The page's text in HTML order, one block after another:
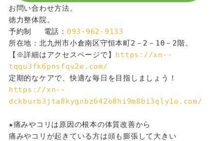
お問い合わせ方法。
徳力整体院。
予約制 　電話： 093-962-9133
所在地：北九州市小倉南区守恒本町2－2－10－2階。
【※詳細はアクセスページで】 https://xn--
tqqu3fk6pnsfqv2e.com/
定期的なケアで、快適な毎日を目指しましょう！
https://xn--
dckburb3jta8kygnbz642e8hi9m8bi3qly1o.com/
★痛みやコリは原因の根本の体質改善から
痛みやコリが起きている方は頭も膨張して大きい